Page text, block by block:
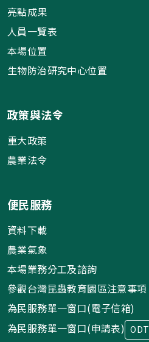
亮點成果
人員一覽表
本場位置
生物防治研究中心位置
政策與法令
重大政策
農業法令
便民服務
資料下載
農業氣象
本場業務分工及諮詢
參觀台灣昆蟲教育園區注意事項
為民服務單一窗口(電子信箱)
為民服務單一窗口(申請表) ODT